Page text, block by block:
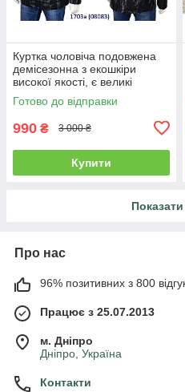
Куртка чоловіча подовжена
демісезонна з екошкіри
високої якості, є великі
розміри RHINOCEROS
Готово до відправки
990 ₴ 3 000 ₴
Купити
Про нас
96% позитивних з 800
Працює з 25.07.2013
м. Дніпро
Дніпро, Україна
Контакти